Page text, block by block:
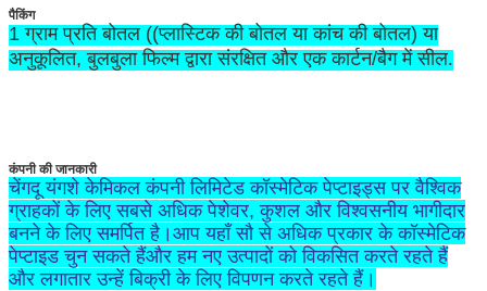
पैकिंग
1 ग्राम प्रति बोतल ((प्लास्टिक की बोतल या कांच की बोतल) या
अनुकूलित, बुलबुला फिल्म द्वारा संरक्षित और एक कार्टन/बैग में सील.
कंपनी की जानकारी
चेंगदू यंगशे केमिकल कंपनी लिमिटेड कॉस्मेटिक पेप्टाइड्स पर वैश्विक
ग्राहकों के लिए सबसे अधिक पेशेवर, कुशल और विश्वसनीय भागीदार
बनने के लिए समर्पित है।आप यहाँ सौ से अधिक प्रकार के कॉस्मेटिक
पेप्टाइड चुन सकते हैंऔर हम नए उत्पादों को विकसित करते रहते हैं
और लगातार उन्हें बिक्री के लिए विपणन करते रहते हैं।